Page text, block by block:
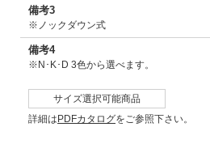
備考3
※ノックダウン式
備考4
※N･K･D 3色から選べます。
サイズ選択可能商品
詳細はPDFカタログをご参照下さい。